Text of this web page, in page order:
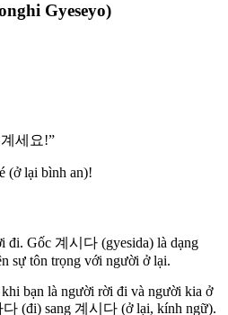
Gyeseyo)
세요!”
(ở lại bình an)!
đi. Gốc 계시다 (gyesida) là dạng
sự tôn trọng với người ở lại.
bạn là người rời đi và người kia ở
(đi) sang 계시다 (ở lại, kính ngữ).